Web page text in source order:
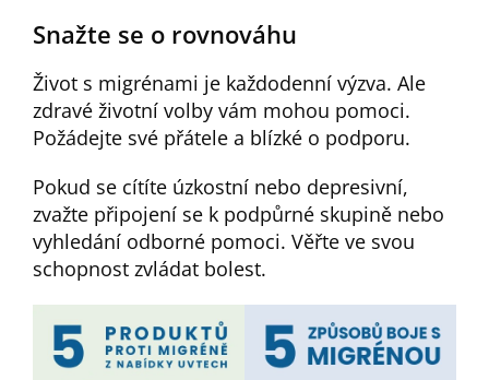
Snažte se o rovnováhu
Život s migrénami je každodenní výzva. Ale
zdravé životní volby vám mohou pomoci.
Požádejte své přátele a blízké o podporu.
Pokud se cítíte úzkostní nebo depresivní,
zvažte připojení se k podpůrné skupině nebo
vyhledání odborné pomoci. Věřte ve svou
schopnost zvládat bolest.